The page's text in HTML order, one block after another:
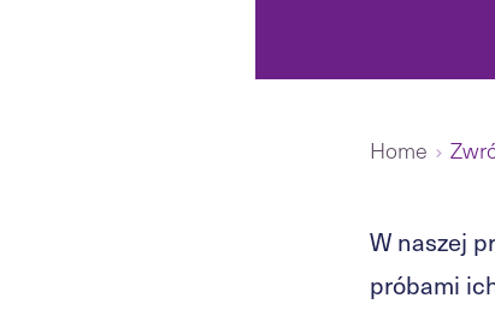
Home
W naszej
próbami